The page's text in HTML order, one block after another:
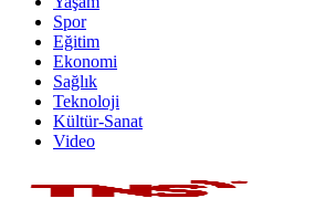
Spor
Eğitim
Ekonomi
Sağlık
Teknoloji
Kültür-Sanat
Video